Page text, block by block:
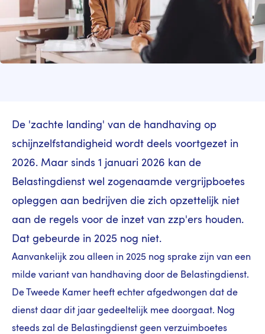
De 'zachte landing' van de handhaving op
schijnzelfstandigheid wordt deels voortgezet in
2026. Maar sinds 1 januari 2026 kan de
Belastingdienst wel zogenaamde vergrijpboetes
opleggen aan bedrijven die zich opzettelijk niet
aan de regels voor de inzet van zzp'ers houden.
Dat gebeurde in 2025 nog niet.
Aanvankelijk zou alleen in 2025 nog sprake zijn van een
milde variant van handhaving door de Belastingdienst.
De Tweede Kamer heeft echter afgedwongen dat de
dienst daar dit jaar gedeeltelijk mee doorgaat. Nog
steeds zal de Belastingdienst geen verzuimboetes